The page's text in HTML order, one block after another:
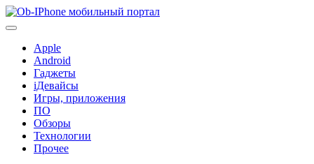
Перейти
к
Apple
Android
Гаджеты
iДевайсы
Игры, приложения
ПО
Обзоры
Технологии
Прочее